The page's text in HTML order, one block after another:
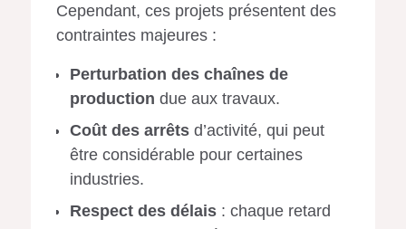
Cependant, ces projets présentent des
contraintes majeures :
Perturbation des chaînes de
production due aux travaux.
Coût des arrêtsd’activité, qui peut
être considérable pour certaines
industries.
Respect des délais : chaque retard